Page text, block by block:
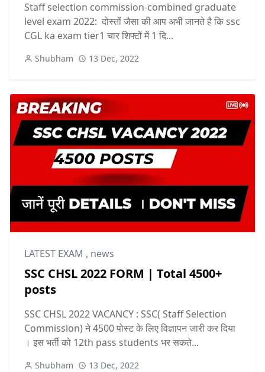
Staff selection commission-combined graduate
level exam 2022: दोस्तों जैसा की आप अभी जानते है कि ssc
CGL ka exam tier1 चार शिफ्टों में 1 दि...
Shubham 13 Dec, 2022
LATEST EXAM , news
SSC CHSL 2022 FORM | Total 4500+
posts
SSC CHSL 2022 VACANCY : SSC( Staff Selection
Commission) ने 4500 पोस्ट के लिए विज्ञापन जारी कर दिया
। इस भर्ती को 12th pass students भर सकते...
Shubham 13 Dec, 2022